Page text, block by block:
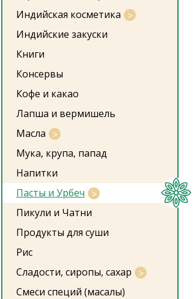
Индийская косметика
Индийские закуски
Книги
Консервы
Кофе и какао
Лапша и вермишель
Масла
Мука, крупа, папад
Напитки
Пасты и Урбеч
Пикули и Чатни
Продукты для суши
Рис
Сладости, сиропы, сахар
Смеси специй (масалы)